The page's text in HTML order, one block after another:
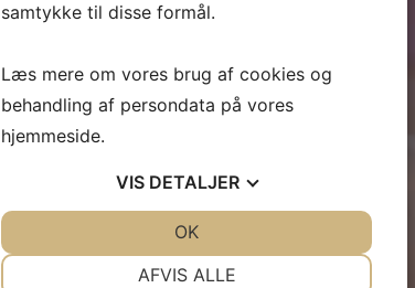
samtykke til disse formål.
Læs mere om vores brug af cookies og
behandling af persondata på vores
hjemmeside.
VIS DETALJER
AFVIS ALLE
OK